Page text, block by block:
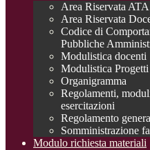
Area Riservata ATA
Area Riservata
Codice di
Pubbliche
Modulistica docenti
Modulistica Progetti
Organigramma
Regolamenti,
esercitazioni
Regolamento
Somministrazione
Modulo richiesta materiali